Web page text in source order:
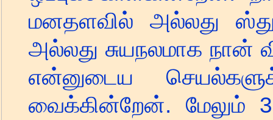
மனதளவில் அல்லது
அல்லது சுயநலமாக நான்
என்னுடைய
வைக்கின்றேன். மேலும்